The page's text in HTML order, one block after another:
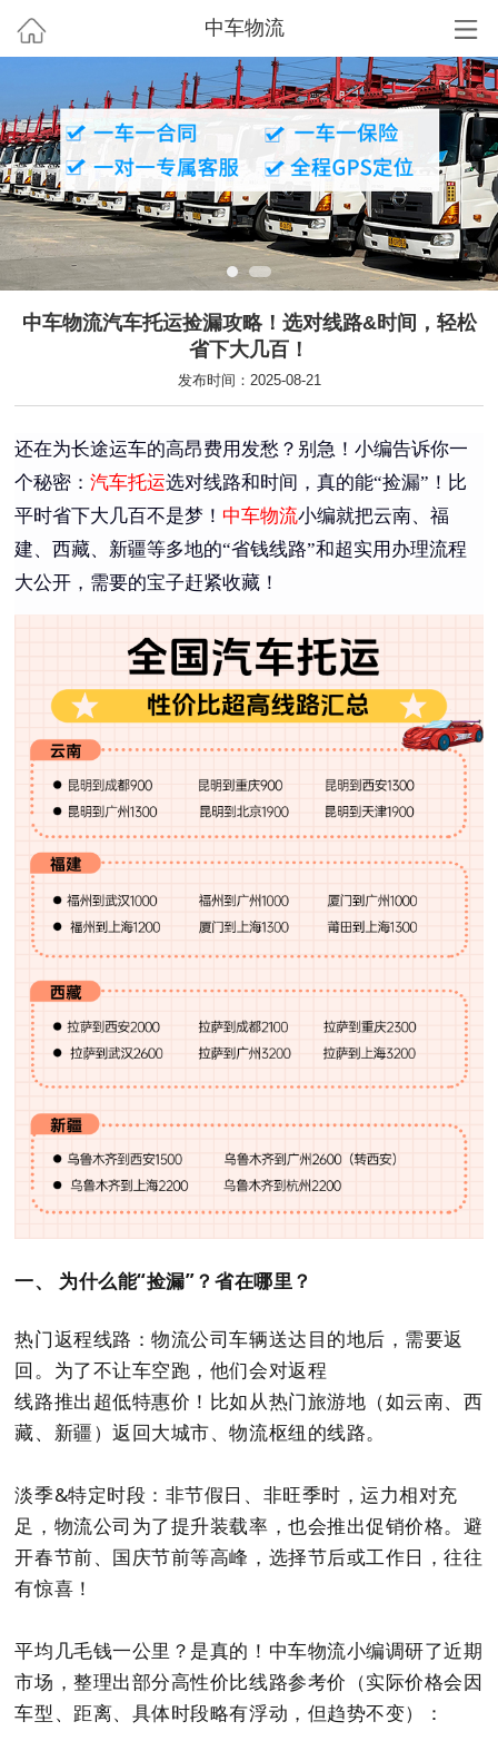
中车物流
中车物流汽车托运捡漏攻略！选对线路&时间，轻松
省下大几百！
发布时间：2025-08-21
还在为长途运车的高昂费用发愁？别急！小编告诉你一
个秘密：汽车托运选对线路和时间，真的能“捡漏”！比
平时省下大几百不是梦！ 中车物流小编就把云南、福
建、西藏、新疆等多地的“省钱线路”和超实用办理流程
大公开，需要的宝子赶紧收藏！
一、 为什么能“捡漏”？省在哪里？
热门返程线路：物流公司车辆送达目的地后，需要返
回。为了不让车空跑，他们会对返程
线路推出超低特惠价！比如从热门旅游地（如云南、西
藏、新疆）返回大城市、物流枢纽的线路。
淡季&特定时段：非节假日、非旺季时，运力相对充
足，物流公司为了提升装载率，也会推出促销价格。避
开春节前、国庆节前等高峰，选择节后或工作日，往往
有惊喜！
平均几毛钱一公里？是真的！中车物流小编调研了近期
市场，整理出部分高性价比线路参考价（实际价格会因
车型、距离、具体时段略有浮动，但趋势不变）：